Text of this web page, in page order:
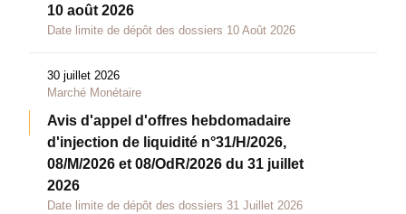
10 août 2026
Date limite de dépôt des dossiers 10 Août 2026
30 juillet 2026
Marché Monétaire
Avis d'appel d'offres hebdomadaire
d'injection de liquidité n°31/H/2026,
08/M/2026 et 08/OdR/2026 du 31 juillet
2026
Date limite de dépôt des dossiers 31 Juillet 2026